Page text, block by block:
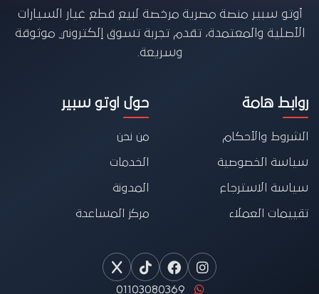
أوتو سبير منصة مصرية مرخصة لبيع قطع غيار السيارات
الأصلية والمعتمدة، تقدم تجربة تسوق إلكتروني موثوقة
وسريعة.
روابط هامة
الشروط والأحكام
سياسة الخصوصية
سياسة الاسترجاع
تقييمات العملاء
حول اوتو سبير
من نحن
الخدمات
المدونة
مركز المساعدة